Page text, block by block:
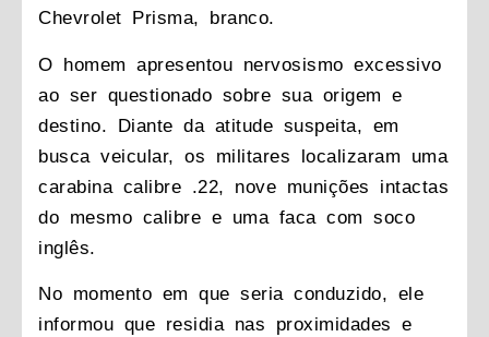
Chevrolet Prisma, branco.
O homem apresentou nervosismo excessivo
ao ser questionado sobre sua origem e
destino. Diante da atitude suspeita, em
busca veicular, os militares localizaram uma
carabina calibre .22, nove munições intactas
do mesmo calibre e uma faca com soco
inglês.
No momento em que seria conduzido, ele
informou que residia nas proximidades e